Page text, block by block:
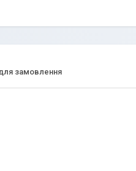
замовлення